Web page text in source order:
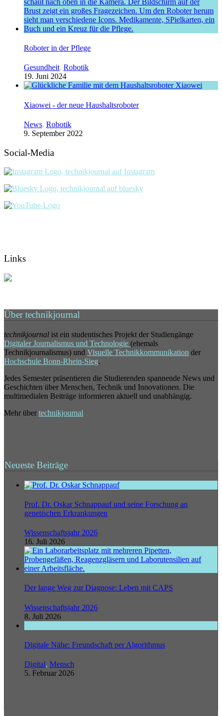
Roboter in der Pflege
Gesundheit, Robotik
19. Juni 2024
Xiaowei - der neue Haushaltsroboter
News, Robotik
9. September 2022
Social-Media
Links
Über technikjournal
technikjournal ist ein studentisches Projekt der Studiengänge
Digitaler Journalismus und Technologie (ehemals
Technikjournalismus) und Visuelle Technikkommunikation der
Hochschule Bonn-Rhein-Sieg.
Jedes Semester präsentieren die Studierenden spannende News und
Geschichten über Menschen, Technik und Innovationen. Die
multimedialen Beiträge informieren aktuell und unabhängig.
Mehr über technikjournal
Neueste Beiträge
Prof. Dr. Oskar Schnappauf und seine Forschung an
genetischen Erkrankungen
Wissenschaftsjahr 2026
16. Juli 2026
Der lange Weg zur Diagnose: Leben mit CAPS
Wissenschaftsjahr 2026
8. Juli 2026
Digitale Nähe: Freundschaft per Algorithmus
Digital, Mensch
5. Februar 2026